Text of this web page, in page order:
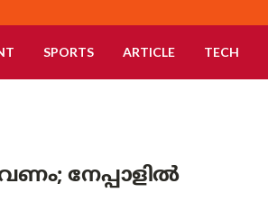
SPORTS ARTICLE TECH
നേപ്പാളിൽ